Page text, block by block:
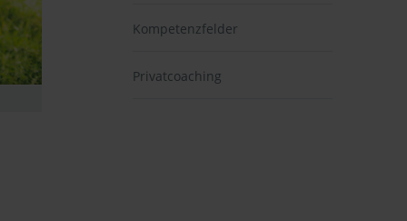
Kompetenzfelder
Privatcoaching